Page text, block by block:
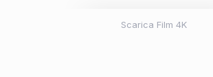
Scarica Film 4K